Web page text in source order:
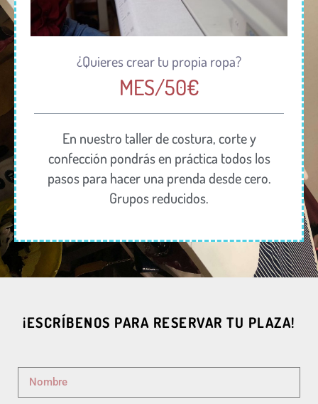
¿Quieres crear tu propia ropa?
MES/50€
En nuestro taller de costura, corte y
confección pondrás en práctica todos los
pasos para hacer una prenda desde cero.
Grupos reducidos.
¡ESCRÍBENOS PARA RESERVAR TU PLAZA!